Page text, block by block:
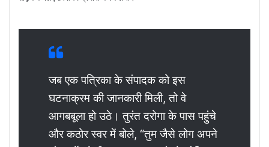
जब एक पत्रिका के संपादक को इस
घटनाक्रम की जानकारी मिली, तो वे
आगबबूला हो उठे। तुरंत दरोगा के पास पहुंचे
और कठोर स्वर में बोले, “तुम जैसे लोग अपने